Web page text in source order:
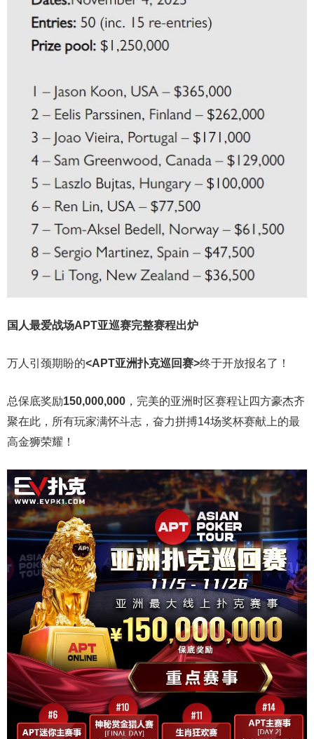
国人最爱战场APT亚巡赛完整赛程出炉
万人引颈期盼的<APT亚洲扑克巡回赛>终于开放报名了！
总保底奖励150,000,000 ，完美的亚洲时区赛程让四方豪杰齐
聚在此，所有玩家满怀斗志，奋力拼搏14场奖杯赛献上的最
高金狮荣耀！